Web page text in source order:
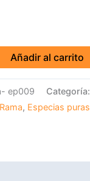
Añadir al carrito
ep009 Categoría:
, Especias puras